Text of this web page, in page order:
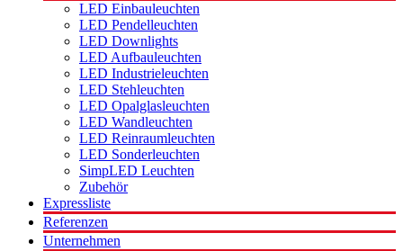
LED Einbauleuchten
LED Pendelleuchten
LED Downlights
LED Aufbauleuchten
LED Industrieleuchten
LED Stehleuchten
LED Opalglasleuchten
LED Wandleuchten
LED Reinraumleuchten
LED Sonderleuchten
SimpLED Leuchten
Zubehör
Expressliste
Referenzen
Unternehmen